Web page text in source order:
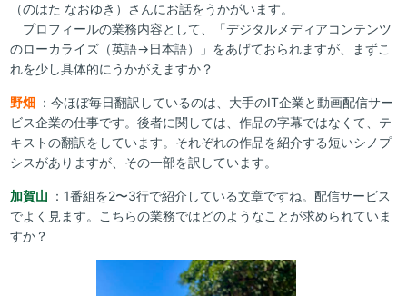
（のはた なおゆき）さんにお話をうかがいます。
プロフィールの業務内容として、「デジタルメディアコンテンツ
のローカライズ（英語→日本語）」をあげておられますが、まずこ
れを少し具体的にうかがえますか？
野畑 ：今ほぼ毎日翻訳しているのは、大手のIT企業と動画配信サー
ビス企業の仕事です。後者に関しては、作品の字幕ではなくて、テ
キストの翻訳をしています。それぞれの作品を紹介する短いシノプ
シスがありますが、その一部を訳しています。
加賀山 ：1番組を2〜3行で紹介している文章ですね。配信サービス
でよく見ます。こちらの業務ではどのようなことが求められていま
すか？